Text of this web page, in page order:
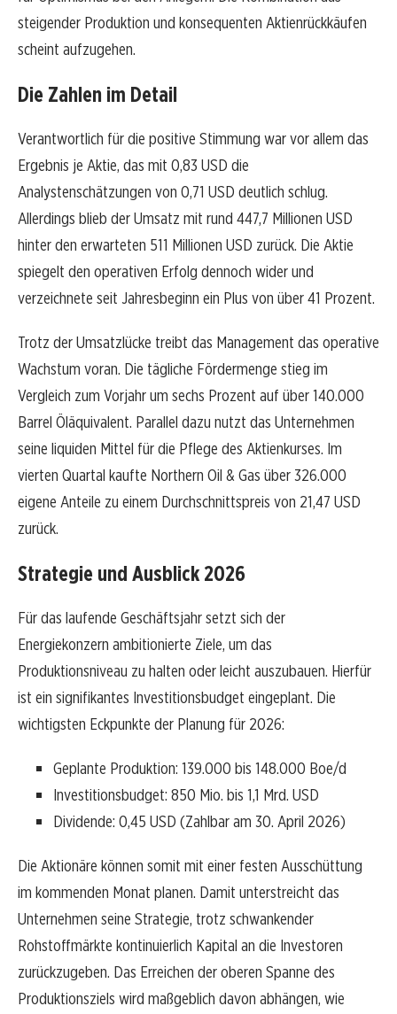
steigender Produktion und konsequenten Aktienrückkäufen
scheint aufzugehen.
Die Zahlen im Detail
Verantwortlich für die positive Stimmung war vor allem das
Ergebnis je Aktie, das mit 0,83 USD die
Analystenschätzungen von 0,71 USD deutlich schlug.
Allerdings blieb der Umsatz mit rund 447,7 Millionen USD
hinter den erwarteten 511 Millionen USD zurück. Die Aktie
spiegelt den operativen Erfolg dennoch wider und
verzeichnete seit Jahresbeginn ein Plus von über 41 Prozent.
Trotz der Umsatzlücke treibt das Management das operative
Wachstum voran. Die tägliche Fördermenge stieg im
Vergleich zum Vorjahr um sechs Prozent auf über 140.000
Barrel Öläquivalent. Parallel dazu nutzt das Unternehmen
seine liquiden Mittel für die Pflege des Aktienkurses. Im
vierten Quartal kaufte Northern Oil & Gas über 326.000
eigene Anteile zu einem Durchschnittspreis von 21,47 USD
zurück.
Strategie und Ausblick 2026
Für das laufende Geschäftsjahr setzt sich der
Energiekonzern ambitionierte Ziele, um das
Produktionsniveau zu halten oder leicht auszubauen. Hierfür
ist ein signifikantes Investitionsbudget eingeplant. Die
wichtigsten Eckpunkte der Planung für 2026:
Geplante Produktion: 139.000 bis 148.000 Boe/d
Investitionsbudget: 850 Mio. bis 1,1 Mrd. USD
Dividende: 0,45 USD (Zahlbar am 30. April 2026)
Die Aktionäre können somit mit einer festen Ausschüttung
im kommenden Monat planen. Damit unterstreicht das
Unternehmen seine Strategie, trotz schwankender
Rohstoffmärkte kontinuierlich Kapital an die Investoren
zurückzugeben. Das Erreichen der oberen Spanne des
Produktionsziels wird maßgeblich davon abhängen, wie